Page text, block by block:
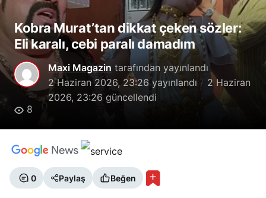
Kobra Murat’tan dikkat çeken sözler:
Eli karalı, cebi paralı damadım
Maxi Magazin tarafından yayınlandı
2 Haziran 2026, 23:26yayınlandı
2 Haziran
2026, 23:26 güncellendi
8
0 Paylaş Beğen
görünüm